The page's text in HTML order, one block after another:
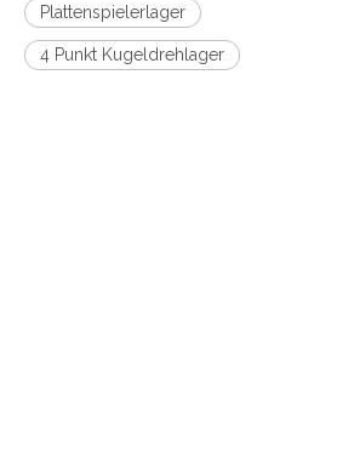
Plattenspielerlager
4 Punkt Kugeldrehlager